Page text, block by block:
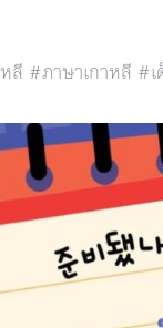
#ภาษาเกาหลี #